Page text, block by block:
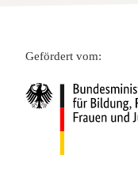
Gefördert vom: